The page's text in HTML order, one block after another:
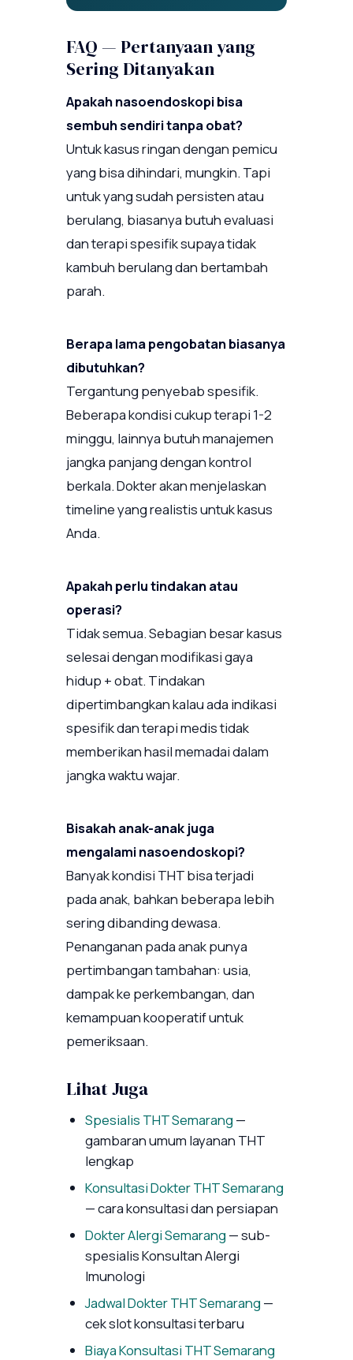
FAQ — Pertanyaan yang
Sering Ditanyakan
Apakah nasoendoskopi bisa
sembuh sendiri tanpa obat?
Untuk kasus ringan dengan pemicu
yang bisa dihindari, mungkin. Tapi
untuk yang sudah persisten atau
berulang, biasanya butuh evaluasi
dan terapi spesifik supaya tidak
kambuh berulang dan bertambah
parah.
Berapa lama pengobatan biasanya
dibutuhkan?
Tergantung penyebab spesifik.
Beberapa kondisi cukup terapi 1-2
minggu, lainnya butuh manajemen
jangka panjang dengan kontrol
berkala. Dokter akan menjelaskan
timeline yang realistis untuk kasus
Anda.
Apakah perlu tindakan atau
operasi?
Tidak semua. Sebagian besar kasus
selesai dengan modifikasi gaya
hidup + obat. Tindakan
dipertimbangkan kalau ada indikasi
spesifik dan terapi medis tidak
memberikan hasil memadai dalam
jangka waktu wajar.
Bisakah anak-anak juga
mengalami nasoendoskopi?
Banyak kondisi THT bisa terjadi
pada anak, bahkan beberapa lebih
sering dibanding dewasa.
Penanganan pada anak punya
pertimbangan tambahan: usia,
dampak ke perkembangan, dan
kemampuan kooperatif untuk
pemeriksaan.
Lihat Juga
Spesialis THT Semarang—
gambaran umum layanan THT
lengkap
Konsultasi Dokter THT Semarang
— cara konsultasi dan persiapan
Dokter Alergi Semarang— sub-
spesialis Konsultan Alergi
Imunologi
Jadwal Dokter THT Semarang—
cek slot konsultasi terbaru
Biaya Konsultasi THT Semarang